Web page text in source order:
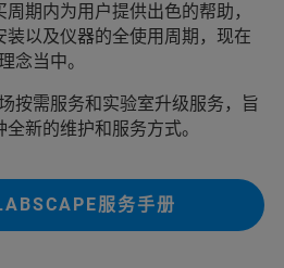
期内为用户提供出色的帮助，
以及仪器的全使用周期，现在
念当中。
按需服务和实验室升级服务，旨
新的维护和服务方式。
服务手册